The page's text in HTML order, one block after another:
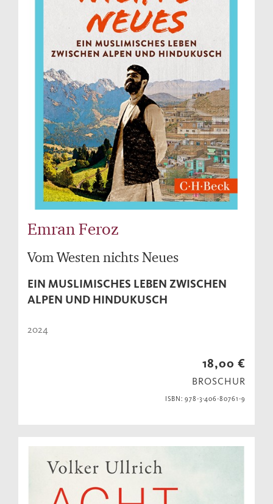
Emran Feroz
Vom Westen nichts Neues
EIN MUSLIMISCHES LEBEN ZWISCHEN
ALPEN UND HINDUKUSCH
2024
18,00 €
BROSCHUR
ISBN: 978-3-406-80761-9